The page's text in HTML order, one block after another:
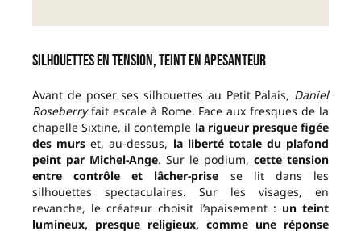
Silhouettes en tension, teint en apesanteur
Avant de poser ses silhouettes au Petit Palais, Daniel
Roseberryfait escale à Rome. Face aux fresques de la
chapelle Sixtine, il contemple la rigueur presque figée
des murs et, au-dessus, la liberté totale du plafond
peint par Michel-Ange. Sur le podium, cette tension
entre contrôle et lâcher-prise se lit dans les
silhouettes spectaculaires. Sur les visages, en
revanche, le créateur choisit l’apaisement : un teint
lumineux, presque religieux, comme une réponse